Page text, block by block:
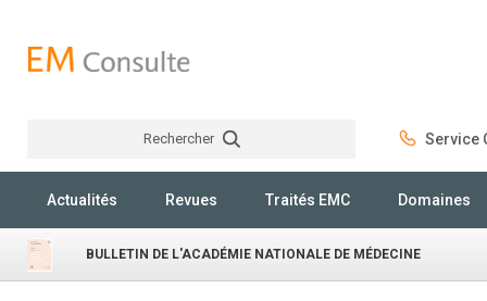
Rechercher Service
Actualités Revues Traités EMC Domaines
BULLETIN DE L'ACADÉMIE NATIONALE DE MÉDECINE